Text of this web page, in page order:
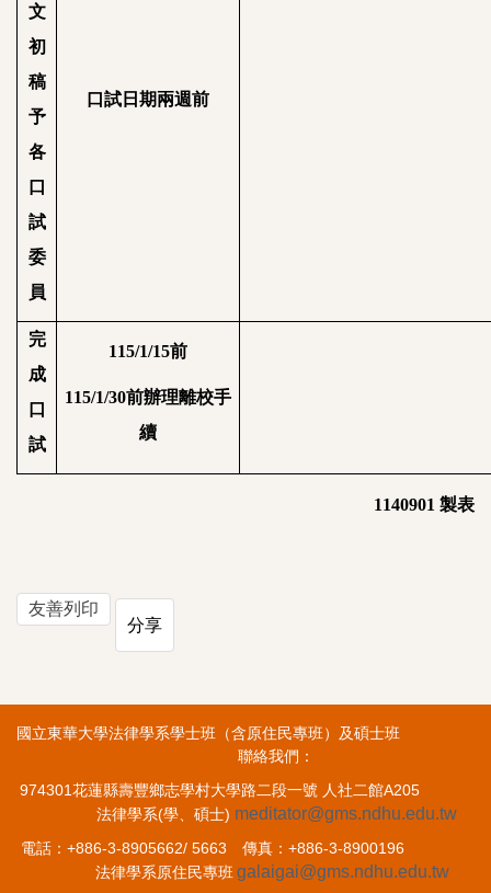
文
初
稿
予
各
口
試
委
員
口試日期兩週前
完
成
口
試
115/1/15前
115/1/30前辦理離校手
續
1140901 製表
友善列印
分享
國立東華大學法律學系學士班（含原住民專班）及碩士班
聯絡我們：
974301花蓮縣壽豐鄉志學村大學路二段一號 人社二館A205
法律學系(學、碩士) meditator@gms.ndhu.edu.tw
電話：+886-3-8905662/ 5663 傳真：+886-3-8900196
法律學系原住民專班 galaigai@gms.ndhu.edu.tw